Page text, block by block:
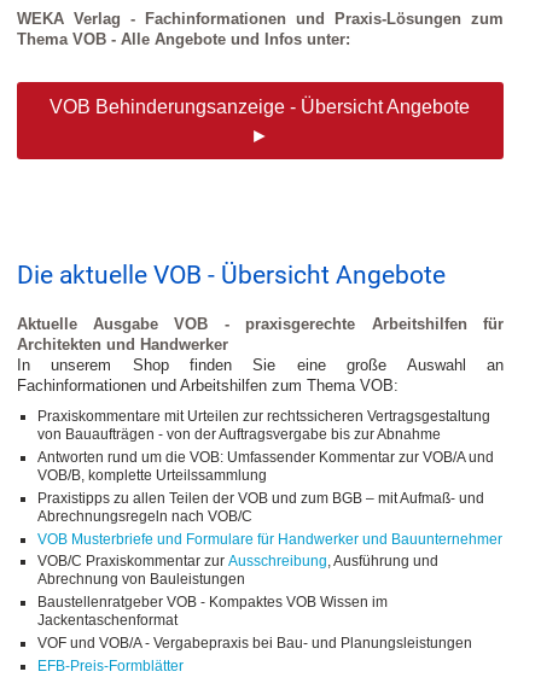
WEKA Verlag - Fachinformationen und Praxis-Lösungen zum
Thema VOB - Alle Angebote und Infos unter:
VOB Behinderungsanzeige - Übersicht Angebote
►
Die aktuelle VOB - Übersicht Angebote
Aktuelle Ausgabe VOB - praxisgerechte Arbeitshilfen für
Architekten und Handwerker
In unserem Shop finden Sie eine große Auswahl an
Fachinformationen und Arbeitshilfen zum Thema VOB:
Praxiskommentare mit Urteilen zur rechtssicheren Vertragsgestaltung
von Bauaufträgen - von der Auftragsvergabe bis zur Abnahme
Antworten rund um die VOB: Umfassender Kommentar zur VOB/A und
VOB/B, komplette Urteilssammlung
Praxistipps zu allen Teilen der VOB und zum BGB – mit Aufmaß- und
Abrechnungsregeln nach VOB/C
VOB Musterbriefe und Formulare für Handwerker und Bauunternehmer
VOB/C Praxiskommentar zur Ausschreibung, Ausführung und
Abrechnung von Bauleistungen
Baustellenratgeber VOB - Kompaktes VOB Wissen im
Jackentaschenformat
VOF und VOB/A - Vergabepraxis bei Bau- und Planungsleistungen
EFB-Preis-Formblätter